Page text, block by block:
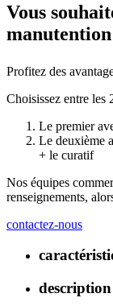
Vous
Profitez des
Choisissez entre les
Le premier
Le deuxième
+ le curatif
Nos équipes
renseignements,
contactez-nous